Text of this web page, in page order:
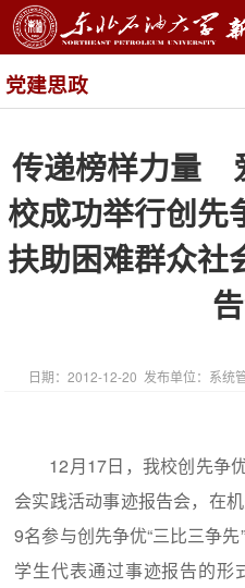
党建思政
传递榜样力量
校成功举行创先
扶助困难群众社
日期：2012-12-20 发布单位：系统
12月17日，我校创先争
会实践活动事迹报告会，在
9名参与创先争优“三比三争
学生代表通过事迹报告的形